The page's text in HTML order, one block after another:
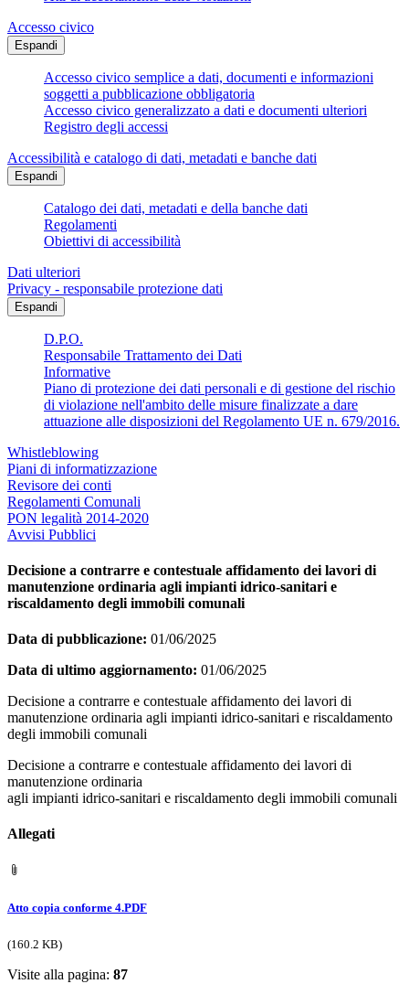
Accesso civico
Espandi
Accesso civico semplice a dati, documenti e informazioni
soggetti a pubblicazione obbligatoria
Accesso civico generalizzato a dati e documenti ulteriori
Registro degli accessi
Accessibilità e catalogo di dati, metadati e banche dati
Espandi
Catalogo dei dati, metadati e della banche dati
Regolamenti
Obiettivi di accessibilità
Dati ulteriori
Privacy - responsabile protezione dati
Espandi
D.P.O.
Responsabile Trattamento dei Dati
Informative
Piano di protezione dei dati personali e di gestione del rischio
di violazione nell'ambito delle misure finalizzate a dare
attuazione alle disposizioni del Regolamento UE n. 679/2016.
Whistleblowing
Piani di informatizzazione
Revisore dei conti
Regolamenti Comunali
PON legalità 2014-2020
Avvisi Pubblici
Decisione a contrarre e contestuale affidamento dei lavori di
manutenzione ordinaria agli impianti idrico-sanitari e
riscaldamento degli immobili comunali
Data di pubblicazione: 01/06/2025
Data di ultimo aggiornamento: 01/06/2025
Decisione a contrarre e contestuale affidamento dei lavori di
manutenzione ordinaria agli impianti idrico-sanitari e riscaldamento
degli immobili comunali
Decisione a contrarre e contestuale affidamento dei lavori di
manutenzione ordinaria
agli impianti idrico-sanitari e riscaldamento degli immobili comunali
Allegati
Atto copia conforme 4.PDF
(160.2 KB)
Visite alla pagina: 87